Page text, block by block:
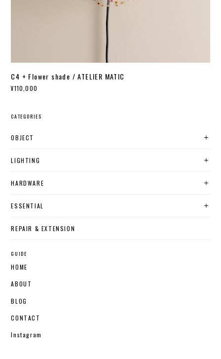
C4 + Flower shade / ATELIER MATIC
¥110,000
CATEGORIES
OBJECT
LIGHTING
HARDWARE
ESSENTIAL
REPAIR & EXTENSION
GUIDE
HOME
ABOUT
BLOG
CONTACT
Instagram